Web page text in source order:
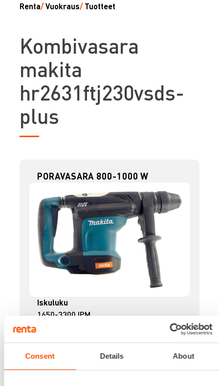
Consent Details About
Renta/Vuokraus/ Tuotteet
Kombivasara
makita
hr2631ftj230vsds-
plus
PORAVASARA 800-1000 W
Iskuluku
1650-3300 IPM
230 V
Kapasiteetti betoni